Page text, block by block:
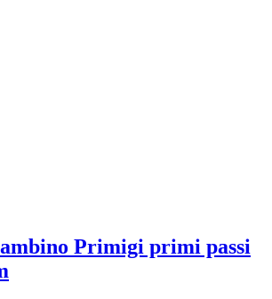
Primigi primi passi